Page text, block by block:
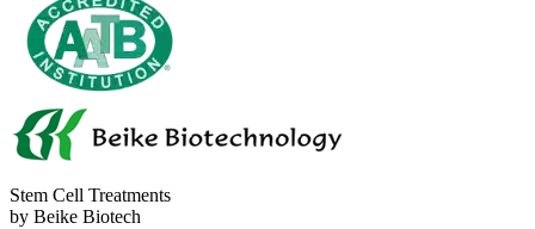
Stem Cell Treatments
by Beike Biotech